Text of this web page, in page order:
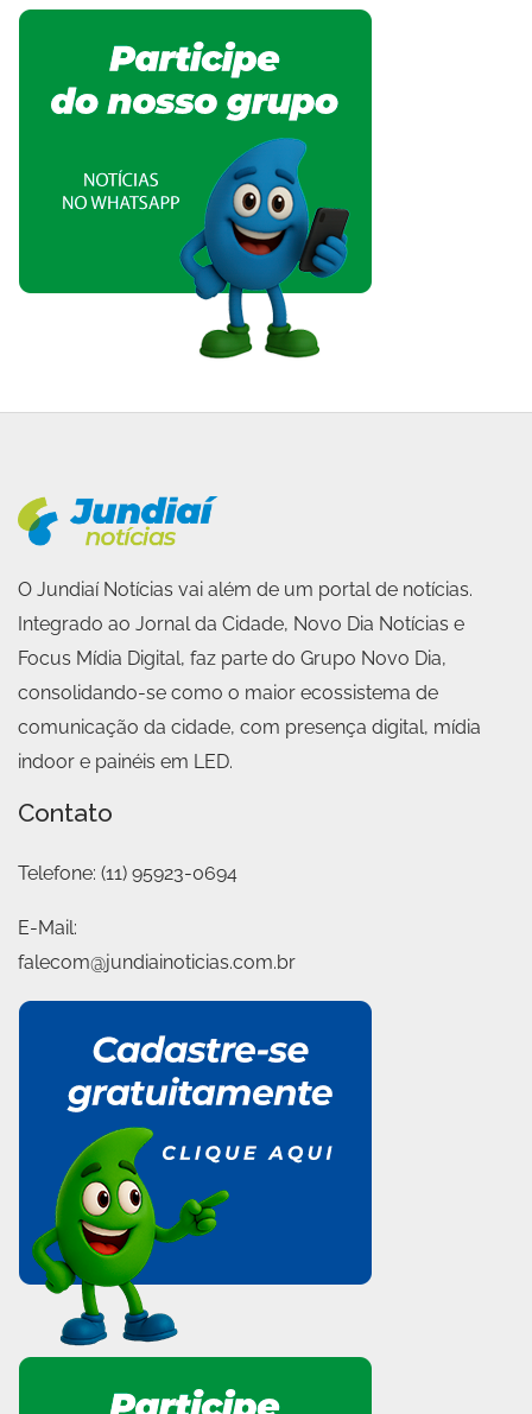
O Jundiaí Notícias vai além de um portal de notícias.
Integrado ao Jornal da Cidade, Novo Dia Notícias e
Focus Mídia Digital, faz parte do Grupo Novo Dia,
consolidando-se como o maior ecossistema de
comunicação da cidade, com presença digital, mídia
indoor e painéis em LED.
Contato
Telefone: (11) 95923-0694
E-Mail:
falecom@jundiainoticias.com.br